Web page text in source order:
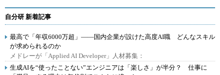
自分研 新着記事
最高で「年収6000万超」――国内企業が設けた高度AI職 どんなスキル
が求められるのか
メドレーが「Applied AI Developer」人材募集：
生成AIを“使ったことない”エンジニアは「楽しさ」が半分？ 仕事に